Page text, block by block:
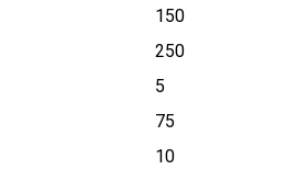
150
250
5
75
10